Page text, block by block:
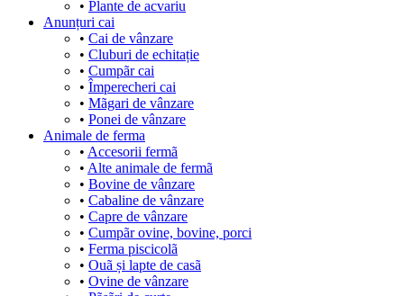
• Plante de acvariu
Anunțuri cai
• Cai de vânzare
• Cluburi de echitație
• Cumpãr cai
• Împerecheri cai
• Mãgari de vânzare
• Ponei de vânzare
Animale de ferma
• Accesorii fermã
• Alte animale de fermã
• Bovine de vânzare
• Cabaline de vânzare
• Capre de vânzare
• Cumpãr ovine, bovine, porci
• Ferma piscicolã
• Ouã și lapte de casã
• Ovine de vânzare